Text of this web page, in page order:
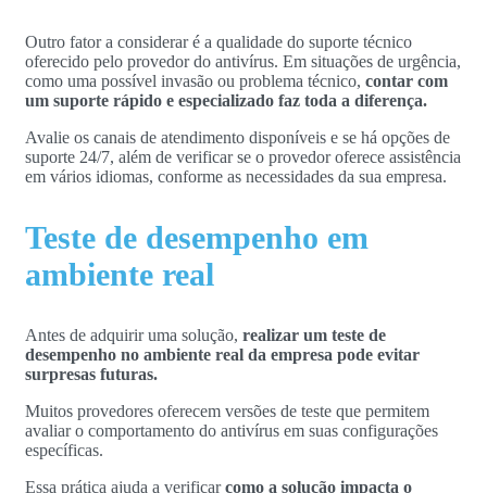
Outro fator a considerar é a qualidade do suporte técnico
oferecido pelo provedor do antivírus. Em situações de urgência,
como uma possível invasão ou problema técnico, contar com
um suporte rápido e especializado faz toda a diferença.
Avalie os canais de atendimento disponíveis e se há opções de
suporte 24/7, além de verificar se o provedor oferece assistência
em vários idiomas, conforme as necessidades da sua empresa.
Teste de desempenho em
ambiente real
Antes de adquirir uma solução, realizar um teste de
desempenho no ambiente real da empresa pode evitar
surpresas futuras.
Muitos provedores oferecem versões de teste que permitem
avaliar o comportamento do antivírus em suas configurações
específicas.
Essa prática ajuda a verificarcomo a solução impacta o